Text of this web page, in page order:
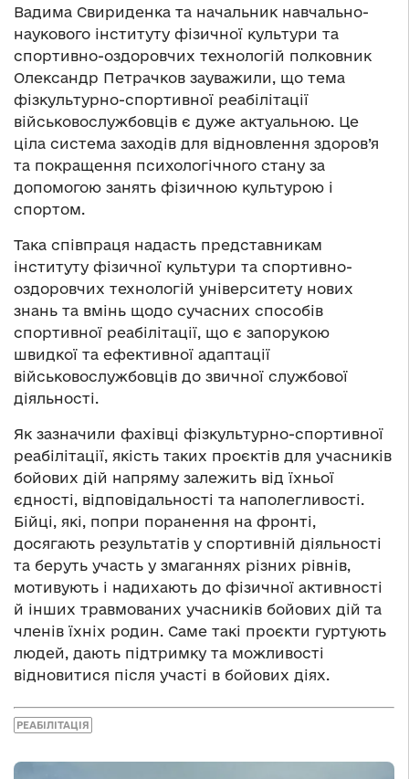
Вадима Свириденка та начальник навчально-
наукового інституту фізичної культури та
спортивно-оздоровчих технологій полковник
Олександр Петрачков зауважили, що тема
фізкультурно-спортивної реабілітації
військовослужбовців є дуже актуальною. Це
ціла система заходів для відновлення здоров’я
та покращення психологічного стану за
допомогою занять фізичною культурою і
спортом.
Така співпраця надасть представникам
інституту фізичної культури та спортивно-
оздоровчих технологій університету нових
знань та вмінь щодо сучасних способів
спортивної реабілітації, що є запорукою
швидкої та ефективної адаптації
військовослужбовців до звичної службової
діяльності.
Як зазначили фахівці фізкультурно-спортивної
реабілітації, якість таких проєктів для учасників
бойових дій напряму залежить від їхньої
єдності, відповідальності та наполегливості.
Бійці, які, попри поранення на фронті,
досягають результатів у спортивній діяльності
та беруть участь у змаганнях різних рівнів,
мотивують і надихають до фізичної активності
й інших травмованих учасників бойових дій та
членів їхніх родин. Саме такі проєкти гуртують
людей, дають підтримку та можливості
відновитися після участі в бойових діях.
РЕАБІЛІТАЦІЯ